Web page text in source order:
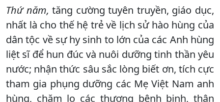
Thứ năm,tăng cường tuyên truyền, giáo dục,
nhất là cho thế hệ trẻ về lịch sử hào hùng của
dân tộc về sự hy sinh to lớn của các Anh hùng
liệt sĩ để hun đúc và nuôi dưỡng tinh thần yêu
nước; nhận thức sâu sắc lòng biết ơn, tích cực
tham gia phụng dưỡng các Mẹ Việt Nam anh
hùng, chăm lo các thương bệnh binh, thân